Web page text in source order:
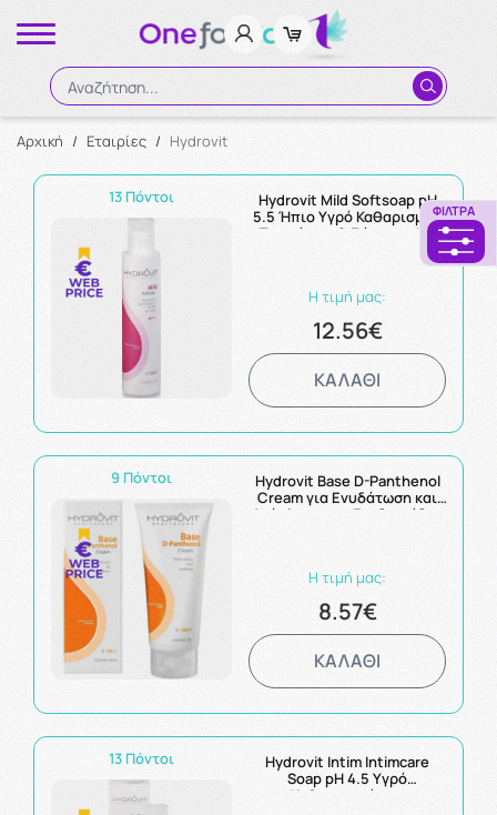
Αναζήτηση...
Αναζήτηση
Αρχική / Εταιρίες / Hydrovit
ΦΊΛΤΡΑ
13 Πόντοι
Hydrovit Mild Softsoap pH
5.5 Ήπιο Υγρό Καθαρισμού
Προσώπου & Σώματος Με
Ενυδατικές Ιδιότητες 150ml
Η τιμή μας:
12.56€
ΚΑΛΑΘΙ
9 Πόντοι
Hydrovit Base D-Panthenol
Cream για Ενυδάτωση και
Ανάπλαση της Επιδερμίδας
Η τιμή μας:
8.57€
ΚΑΛΑΘΙ
13 Πόντοι
Hydrovit Intim Intimcare
Soap pH 4.5 Υγρό
Καθαρισμού της